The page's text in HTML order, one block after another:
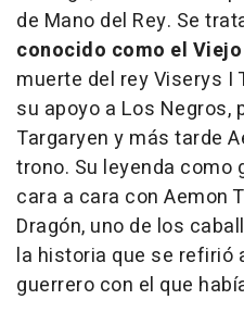
de Mano del Rey. Se
conocido como el
muerte del rey Viserys I
su apoyo a Los Negros,
Targaryen y más tarde
trono. Su leyenda como
cara a cara con Aemon
Dragón, uno de los
la historia que se refirió
guerrero con el que